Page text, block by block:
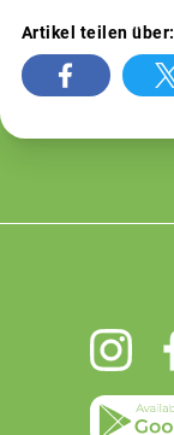
Artikel teilen über: